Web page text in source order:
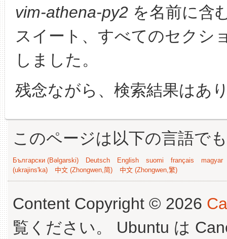
vim-athena-py2 を名前に含
スイート、すべてのセクシ
しました。
残念ながら、検索結果はあ
このページは以下の言語で
Български (Bəlgarski) Deutsch English suomi français
magyar
(ukrajins'ka)
中文 (Zhongwen,简) 中文 (Zhongwen,繁)
Content Copyright © 2026
覧ください。 Ubuntu は